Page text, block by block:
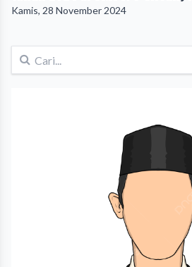
Kamis, 28 November 2024